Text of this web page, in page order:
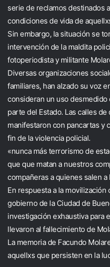
serie de reclamos destinados
condiciones de vida de
Sin embargo, la situación se
intervención de la maldita
fotoperiodista y militante
Diversas organizaciones
familiares, han alzado su voz
consideran un uso
parte del Estado. Las calles
manifestaron con pancartas y
fin de la violencia policial.
«nunca más terrorismo de
que que matan a nuestros
compañeras a quienes salen
En respuesta a la movilización
gobierno de la Ciudad de
investigación exhaustiva para
llevaron al fallecimiento de
La memoria de Facundo
aquellxs que persisten en la